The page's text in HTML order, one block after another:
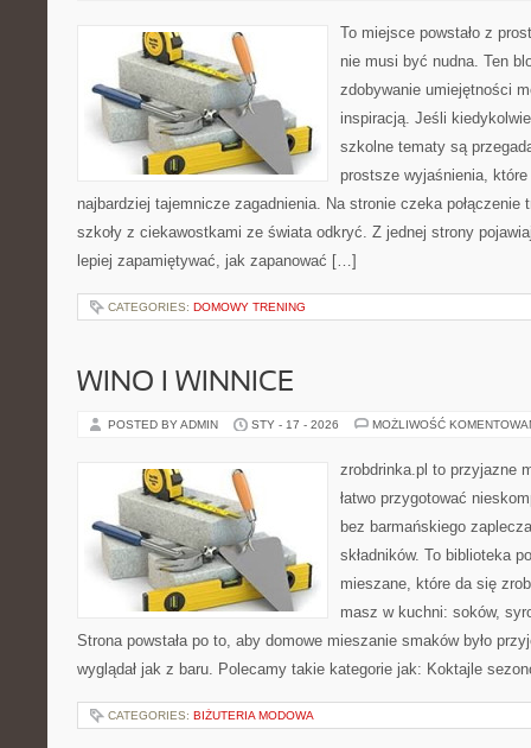
To miejsce powstało z
nie musi być nudna. Ten
zdobywanie umiejętności
inspiracją. Jeśli
szkolne tematy są
prostsze wyjaśnienia, które
najbardziej tajemnicze zagadnienia. Na stronie czeka połączenie
szkoły z ciekawostkami ze świata odkryć. Z jednej strony
lepiej zapamiętywać, jak zapanować […]
CATEGORIES: DOMOWY TRENING
WINO I WINNICE
POSTED BY ADMIN STY - 17 - 2026 MOŻLIWOŚĆ
zrobdrinka.pl to przyjazne
łatwo przygotować
bez barmańskiego
składników. To biblioteka
mieszane, które da się
masz w kuchni: soków,
Strona powstała po to, aby domowe mieszanie smaków było
wyglądał jak z baru. Polecamy takie kategorie jak: Koktajle
CATEGORIES: BIŻUTERIA MODOWA